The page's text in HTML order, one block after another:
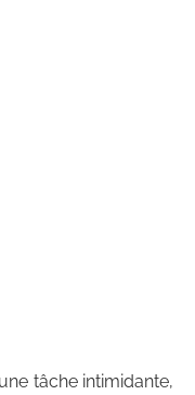
tâche intimidante,